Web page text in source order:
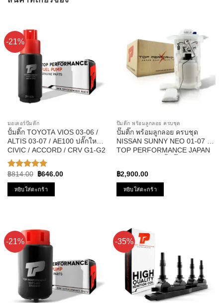
-21%
มอเตอร์ปั๊มติ๊ก
ปั้มติ๊ก TOYOTA VIOS 03-06 /
ALTIS 03-07 / AE100 ปลั๊กใหญ่ /
CIVIC / ACCORD / CRV G1-G2
รหัส TPFT-004 – TOP
PERFPRMANCE JAPAN
ให้คะแนน
5.00ตั้งแต่
1-5
คะแนน
฿814.00
Original
was:
฿814.00.
฿646.00Current
หยิบใส่ตะกร้า
ปั๊มติ๊ก พร้อมลูกลอย ครบชุด
ปั๊มติ๊ก พร้อมลูกลอย ครบชุด
NISSAN SUNNY NEO 01-07 –
TOP PERFORMANCE JAPAN
฿2,900.00
หยิบใส่ตะกร้า
-21% -35%